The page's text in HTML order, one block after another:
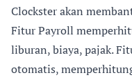
Clockster akan
Fitur Payroll
liburan, biaya, pajak.
otomatis,